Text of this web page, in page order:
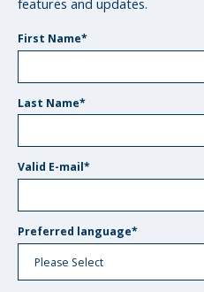
features and updates.
First Name*
Last Name*
Valid E-mail*
Preferred language*